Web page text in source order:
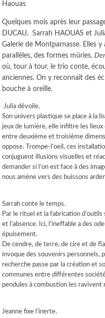
Haouas
Quelques mois après leur
DUCAU, Sarrah HAOUAS et
Galerie de Montparnasse. Elles
parallèles, des formes mûries.
où, tour à tour, le trio conte,
anciennes. On y reconnaît des
bouche à oreille.
Julia dévoile.
Son univers plastique se place à la
jeux de lumière, elle infiltre les lieux
entre deuxième et troisième
oppose. Trompe-l’oeil, ces
conjuguent illusions visuelles et
demander si l’on est face à des
nous amène vers des buissons
Sarrah conte le temps.
Par le rituel et la fabrication d’outils
et l’absence. Ici, l’ineffable a des
épuisement.
De cendre, de terre, de cire et de
invoque des souvenirs personnels,
recherche passe par la création et
communes entre différentes
pendules à combustion les
Jeanne fixe l’inerte.